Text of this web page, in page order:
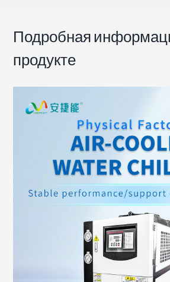
Подробная
продукте